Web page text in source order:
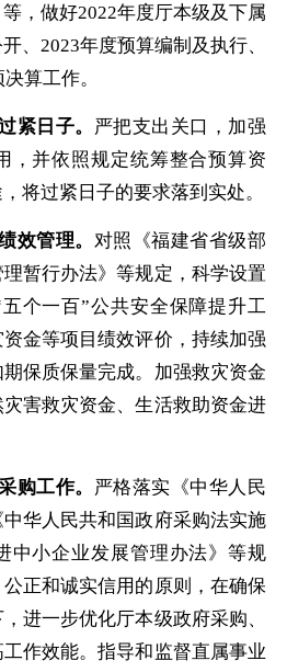
，做好2022年度厅本级及下属
、2023年度预算编制及执行、
算工作。
紧日子。 严把支出关口，加强
，并依照规定统筹整合预算资
将过紧日子的要求落到实处。
效管理。 对照《福建省省级部
暂行办法》等规定，科学设置
五个一百”公共安全保障提升工
金等项目绩效评价，持续加强
保质保量完成。加强救灾资金
害救灾资金、生活救助资金进
购工作。 严格落实《中华人民
华人民共和国政府采购法实施
中小企业发展管理办法》等规
正和诚实信用的原则，在确保
进一步优化厅本级政府采购、
作效能。指导和监督直属事业